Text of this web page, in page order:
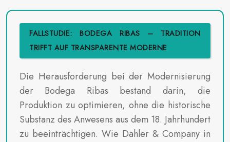
FALLSTUDIE: BODEGA RIBAS – TRADITION
TRIFFT AUF TRANSPARENTE MODERNE
Die Herausforderung bei der Modernisierung
der Bodega Ribas bestand darin, die
Produktion zu optimieren, ohne die historische
Substanz des Anwesens aus dem 18. Jahrhundert
zu beeinträchtigen. Wie Dahler & Company in